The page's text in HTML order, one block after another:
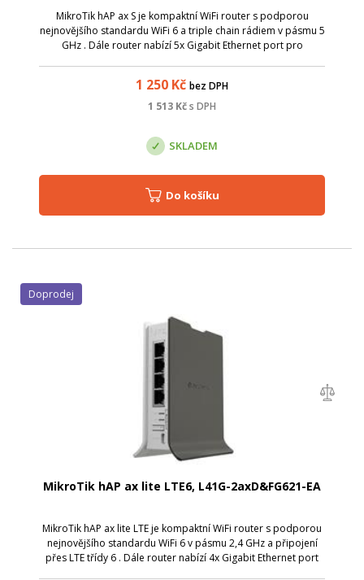
MikroTik hAP ax S je kompaktní WiFi router s podporou
nejnovějšího standardu WiFi 6 a triple chain rádiem v pásmu 5
GHz . Dále router nabízí 5x Gigabit Ethernet port pro
1 250 Kč bez DPH
1 513 Kčs DPH
SKLADEM
Do košíku
MikroTik hAP ax lite LTE6, L41G-2axD&FG621-EA
MikroTik hAP ax lite LTE je kompaktní WiFi router s podporou
nejnovějšího standardu WiFi 6 v pásmu 2,4 GHz a připojení
přes LTE třídy 6 . Dále router nabízí 4x Gigabit Ethernet port
Doprodej